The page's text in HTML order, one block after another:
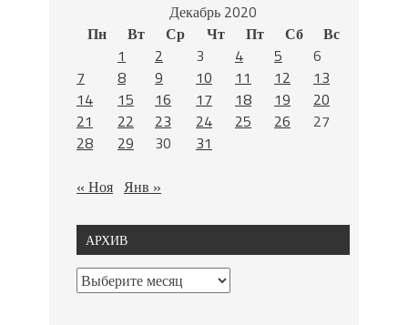
Декабрь 2020
Пн
Вт Ср Чт Пт Сб
Вс
1
2 3 4 5
6
7
8 9 10 11 12
13
14
15 16 17 18 19
20
21
22 23 24 25 26
27
28
29 30
31
« Ноя Янв »
АРХИВ